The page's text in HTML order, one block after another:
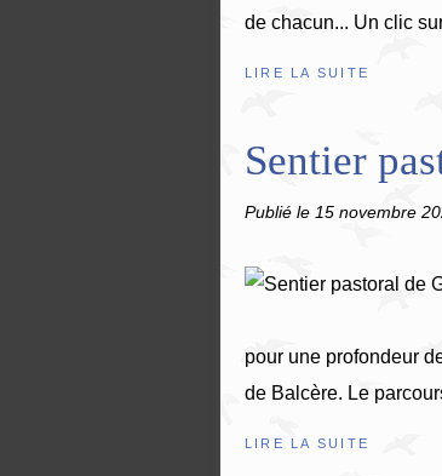
de chacun... Un clic
LIRE LA SUITE
Sentier
Publié le 15 novembre
pour une profondeur
de Balcère. Le
LIRE LA SUITE